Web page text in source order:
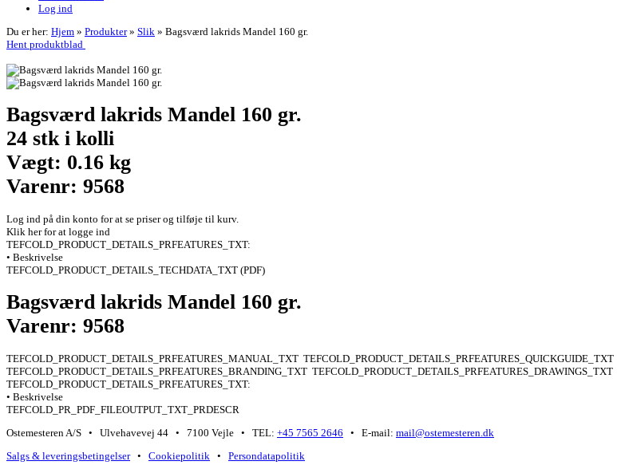
Log ind
Du er her: Hjem » Produkter» Slik » Bagsværd lakrids Mandel 160 gr.
Hent produktblad
Bagsværd lakrids Mandel 160 gr.
24 stk i kolli
Vægt: 0.16 kg
Varenr: 9568
Log ind på din konto for at se priser og tilføje til kurv.
Klik her for at logge ind
TEFCOLD_PRODUCT_DETAILS_PRFEATURES_TXT:
• Beskrivelse
TEFCOLD_PRODUCT_DETAILS_TECHDATA_TXT (PDF)
Bagsværd lakrids Mandel 160 gr.
Varenr: 9568
TEFCOLD_PRODUCT_DETAILS_PRFEATURES_MANUAL_TXT TEFCOLD_PRODUCT_DETAILS_PRFEATURES_QUICKGUIDE_TXT
TEFCOLD_PRODUCT_DETAILS_PRFEATURES_BRANDING_TXT TEFCOLD_PRODUCT_DETAILS_PRFEATURES_DRAWINGS_TXT
TEFCOLD_PRODUCT_DETAILS_PRFEATURES_TXT:
• Beskrivelse
TEFCOLD_PR_PDF_FILEOUTPUT_TXT_PRDESCR
Ostemesteren A/S • Ulvehavevej 44 • 7100 Vejle • TEL: +45 7565 2646 • E-mail: mail@ostemesteren.dk
Salgs & leveringsbetingelser• Cookiepolitik • Persondatapolitik